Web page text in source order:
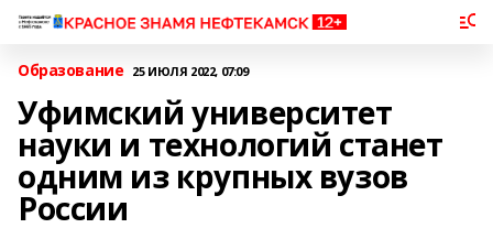
Образование 25 ИЮЛЯ 2022, 07:09
Уфимский университет
науки и технологий станет
одним из крупных вузов
России